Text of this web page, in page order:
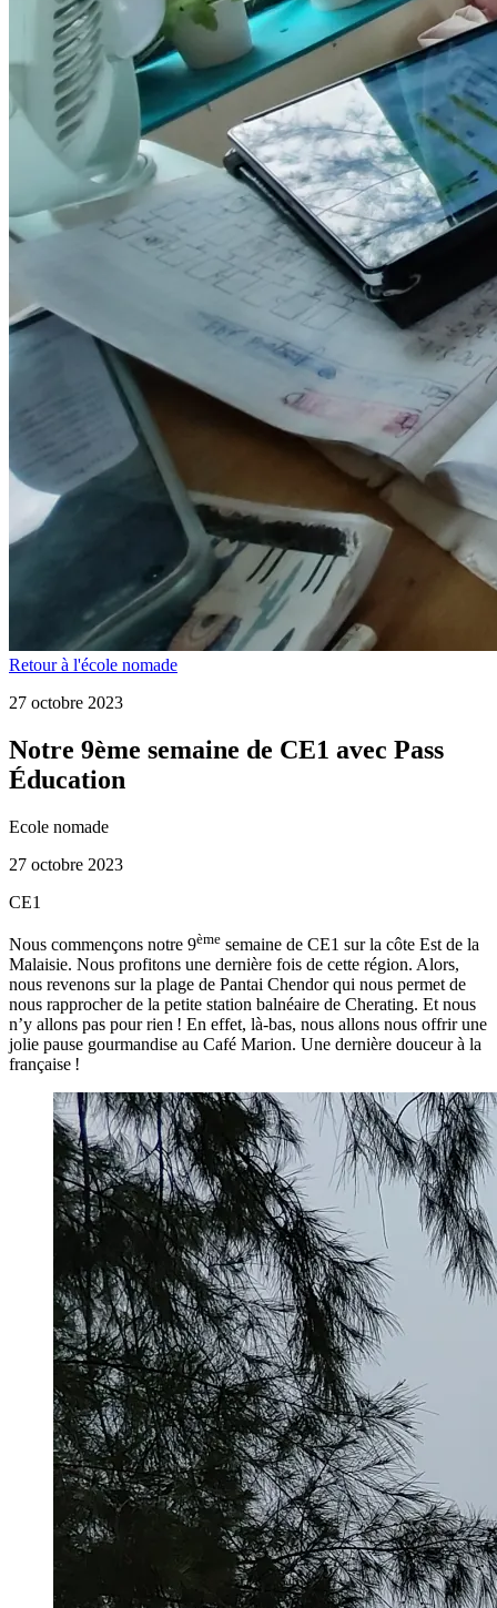
Retour à l'école nomade
27 octobre 2023
Notre 9ème semaine de CE1 avec Pass
Éducation
Ecole nomade
27 octobre 2023
CE1
Nous commençons notre 9ème semaine de CE1 sur la côte Est de la
Malaisie. Nous profitons une dernière fois de cette région. Alors,
nous revenons sur la plage de Pantai Chendor qui nous permet de
nous rapprocher de la petite station balnéaire de Cherating. Et nous
n’y allons pas pour rien ! En effet, là-bas, nous allons nous offrir une
jolie pause gourmandise au Café Marion. Une dernière douceur à la
française !